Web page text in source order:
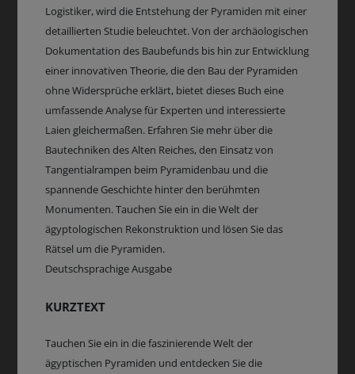
Logistiker, wird die Entstehung der Pyramiden mit einer
detaillierten Studie beleuchtet. Von der archäologischen
Dokumentation des Baubefunds bis hin zur Entwicklung
einer innovativen Theorie, die den Bau der Pyramiden
ohne Widersprüche erklärt, bietet dieses Buch eine
umfassende Analyse für Experten und interessierte
Laien gleichermaßen. Erfahren Sie mehr über die
Bautechniken des Alten Reiches, den Einsatz von
Tangentialrampen beim Pyramidenbau und die
spannende Geschichte hinter den berühmten
Monumenten. Tauchen Sie ein in die Welt der
ägyptologischen Rekonstruktion und lösen Sie das
Rätsel um die Pyramiden.
Deutschsprachige Ausgabe
KURZTEXT
Tauchen Sie ein in die faszinierende Welt der
ägyptischen Pyramiden und entdecken Sie die